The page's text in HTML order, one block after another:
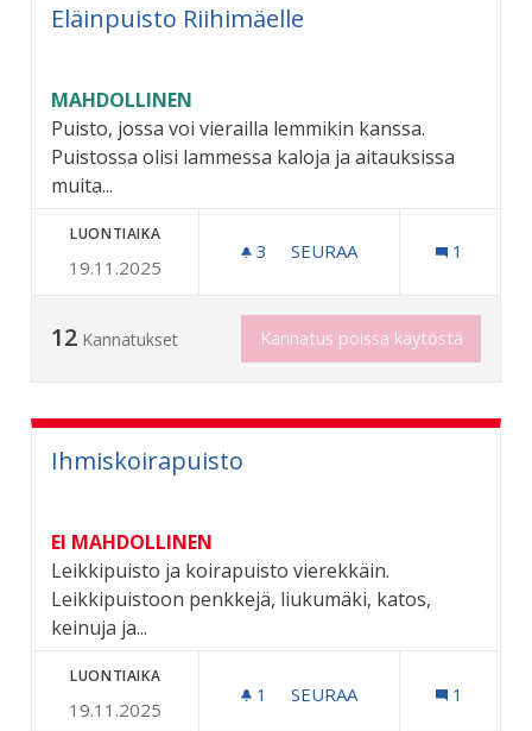
Eläinpuisto Riihimäelle
MAHDOLLINEN
Puisto, jossa voi vierailla lemmikin kanssa.
Puistossa olisi lammessa kaloja ja aitauksissa
muita...
LUONTIAIKA
19.11.2025
3 3 SEURAAJAA
SEURAA 1
12 Kannatukset Kannatus poissa käytöstä
Ihmiskoirapuisto
EI MAHDOLLINEN
Leikkipuisto ja koirapuisto vierekkäin.
Leikkipuistoon penkkejä, liukumäki, katos,
keinuja ja...
LUONTIAIKA
19.11.2025
1 1 SEURAAJA
SEURAA 1